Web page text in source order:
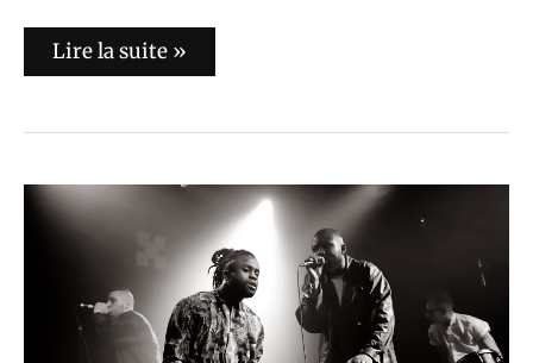
Lire la suite »
Young
Fathers
au
(Paris)
15/02/2014